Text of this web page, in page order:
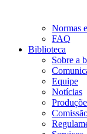
Normas
FAQ
Biblioteca
Sobre a
Equipe
Notícias